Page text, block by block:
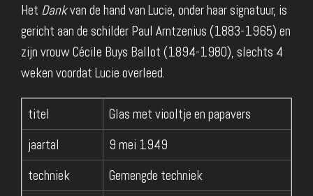
Het Dankvan de hand van Lucie, onder haar signatuur, is
gericht aan de schilder Paul Arntzenius (1883-1965) en
zijn vrouw Cécile Buys Ballot (1894-1980), slechts 4
weken voordat Lucie overleed.
titel
Glas met viooltje en papavers
jaartal
9 mei 1949
techniek
Gemengde techniek